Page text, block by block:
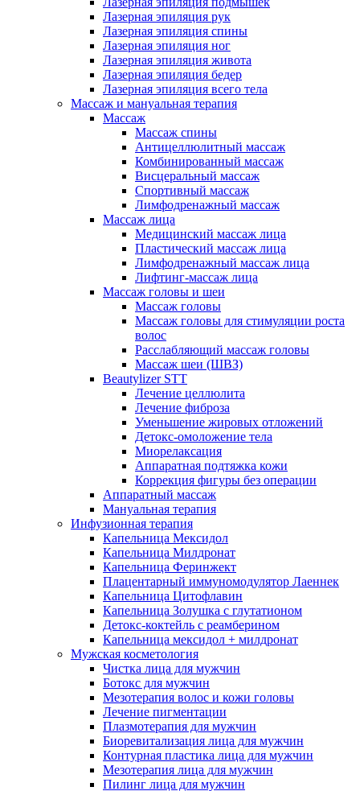
Лазерная эпиляция рук
Лазерная эпиляция спины
Лазерная эпиляция ног
Лазерная эпиляция живота
Лазерная эпиляция бедер
Лазерная эпиляция всего тела
Массаж и мануальная терапия
Массаж
Массаж спины
Антицеллюлитный массаж
Комбинированный массаж
Висцеральный массаж
Спортивный массаж
Лимфодренажный массаж
Массаж лица
Медицинский массаж лица
Пластический массаж лица
Лимфодренажный массаж лица
Лифтинг-массаж лица
Массаж головы и шеи
Массаж головы
Массаж головы для стимуляции роста
волос
Расслабляющий массаж головы
Массаж шеи (ШВЗ)
Beautylizer STT
Лечение целлюлита
Лечение фиброза
Уменьшение жировых отложений
Детокс-омоложение тела
Миорелаксация
Аппаратная подтяжка кожи
Коррекция фигуры без операции
Аппаратный массаж
Мануальная терапия
Инфузионная терапия
Капельница Мексидол
Капельница Милдронат
Капельница Феринжект
Плацентарный иммуномодулятор Лаеннек
Капельница Цитофлавин
Капельница Золушка с глутатионом
Детокс-коктейль с реамберином
Капельница мексидол + милдронат
Мужская косметология
Чистка лица для мужчин
Ботокс для мужчин
Мезотерапия волос и кожи головы
Лечение пигментации
Плазмотерапия для мужчин
Биоревитализация лица для мужчин
Контурная пластика лица для мужчин
Мезотерапия лица для мужчин
Пилинг лица для мужчин